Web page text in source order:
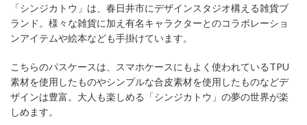
「シンジカトウ」は、春日井市にデザインスタジオ構える雑貨ブ
ランド。様々な雑貨に加え有名キャラクターとのコラボレーショ
ンアイテムや絵本なども手掛けています。
こちらのパスケースは、スマホケースにもよく使われているTPU
素材を使用したものやシンプルな合皮素材を使用したものなどデ
ザインは豊富。大人も楽しめる「シンジカトウ」の夢の世界が楽
しめます。